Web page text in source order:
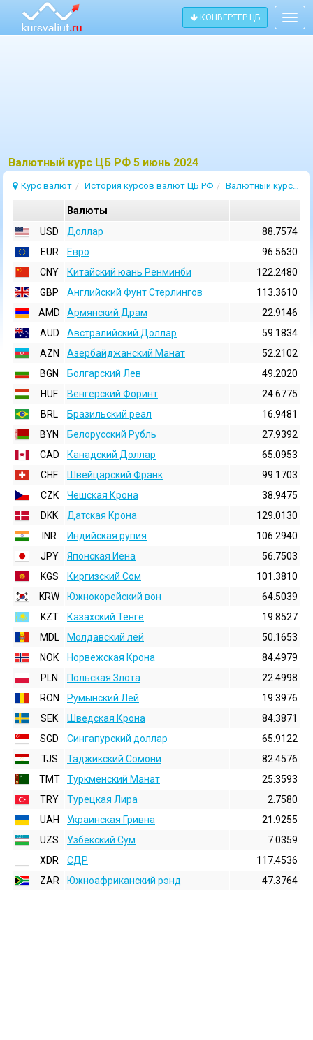
КОНВЕРТЕР ЦБ
Bалютный курс ЦБ РФ 5 июнь 2024
Курс валют История курсов валют ЦБ РФ Валютный курс 5 Июнь 2024
Валюты
USD
Доллар
88.7574
EUR
Евро
96.5630
CNY
Китайский юань Ренминби
122.2480
GBP
Английский Фунт Стерлингов
113.3610
AMD
Армянский Драм
22.9146
AUD
Австралийский Доллар
59.1834
AZN
Азербайджанский Манат
52.2102
BGN
Болгарский Лев
49.2020
HUF
Венгерский Форинт
24.6775
BRL
Бразильский реал
16.9481
BYN
Белорусский Рубль
27.9392
CAD
Канадский Доллар
65.0953
CHF
Швейцарский Франк
99.1703
CZK
Чешская Крона
38.9475
DKK
Датская Крона
129.0130
INR
Индийская pупия
106.2940
JPY
Японская Иена
56.7503
KGS
Киргизский Сом
101.3810
KRW
Южнокорейский вон
64.5039
KZT
Казахский Тенге
19.8527
MDL
Молдавский лей
50.1653
NOK
Норвежская Крона
84.4979
PLN
Польская Злота
22.4998
RON
Румынский Лей
19.3976
SEK
Шведская Крона
84.3871
SGD
Сингапурский доллар
65.9122
TJS
Таджикский Сомони
82.4576
TMT
Туркменский Манат
25.3593
TRY
Турецкая Лира
2.7580
UAH
Украинская Гривна
21.9255
UZS
Узбекский Сум
7.0359
XDR
СДР
117.4536
ZAR
Южноафриканский рэнд 47.3764